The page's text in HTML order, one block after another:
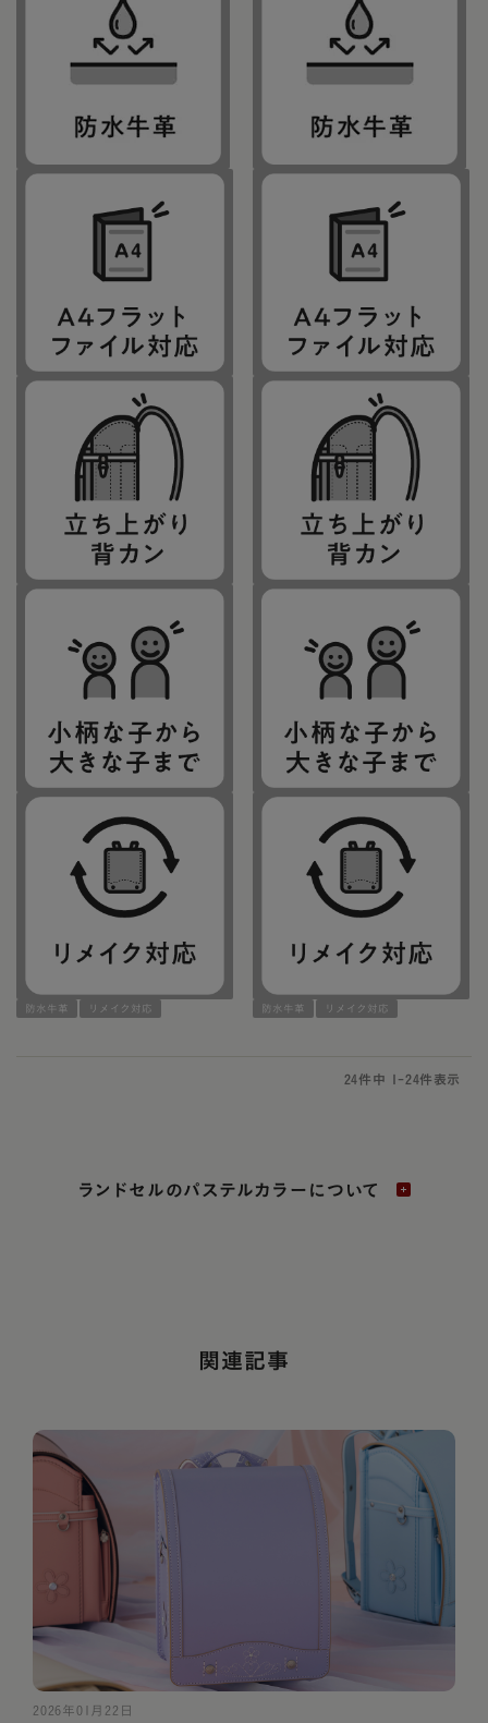
防水牛革 リメイク対応 防水牛革 リメイク対応
24件中 - 24件表示
ランドセルのパステルカラーについて
関連記事
2026年01月22日